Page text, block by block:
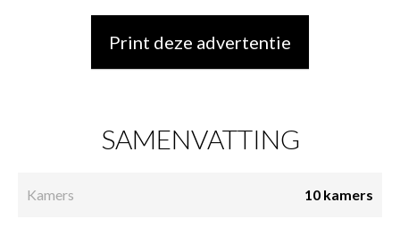
Print deze advertentie
SAMENVATTING
Kamers 10 kamers